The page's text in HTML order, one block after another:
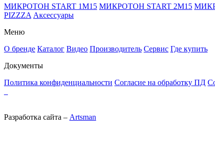
МИКРОТОН START 1М15 МИКРОТОН START 2M15
PIZZZA Аксессуары
Меню
О бренде Каталог Видео Производитель Сервис Где купить
Документы
Политика конфиденциальности Согласие на обработку ПД
Разработка сайта – Artsman